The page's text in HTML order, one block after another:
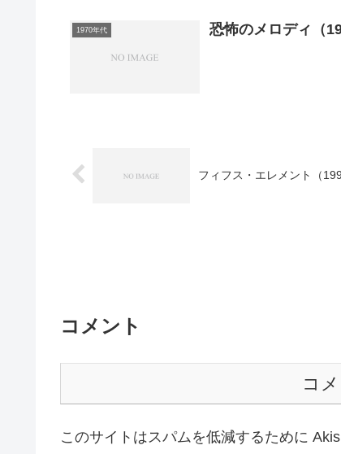
1970年代 恐怖のメロディ（
フィフス・エレメント（
コメント
コ
このサイトはスパムを低減するために